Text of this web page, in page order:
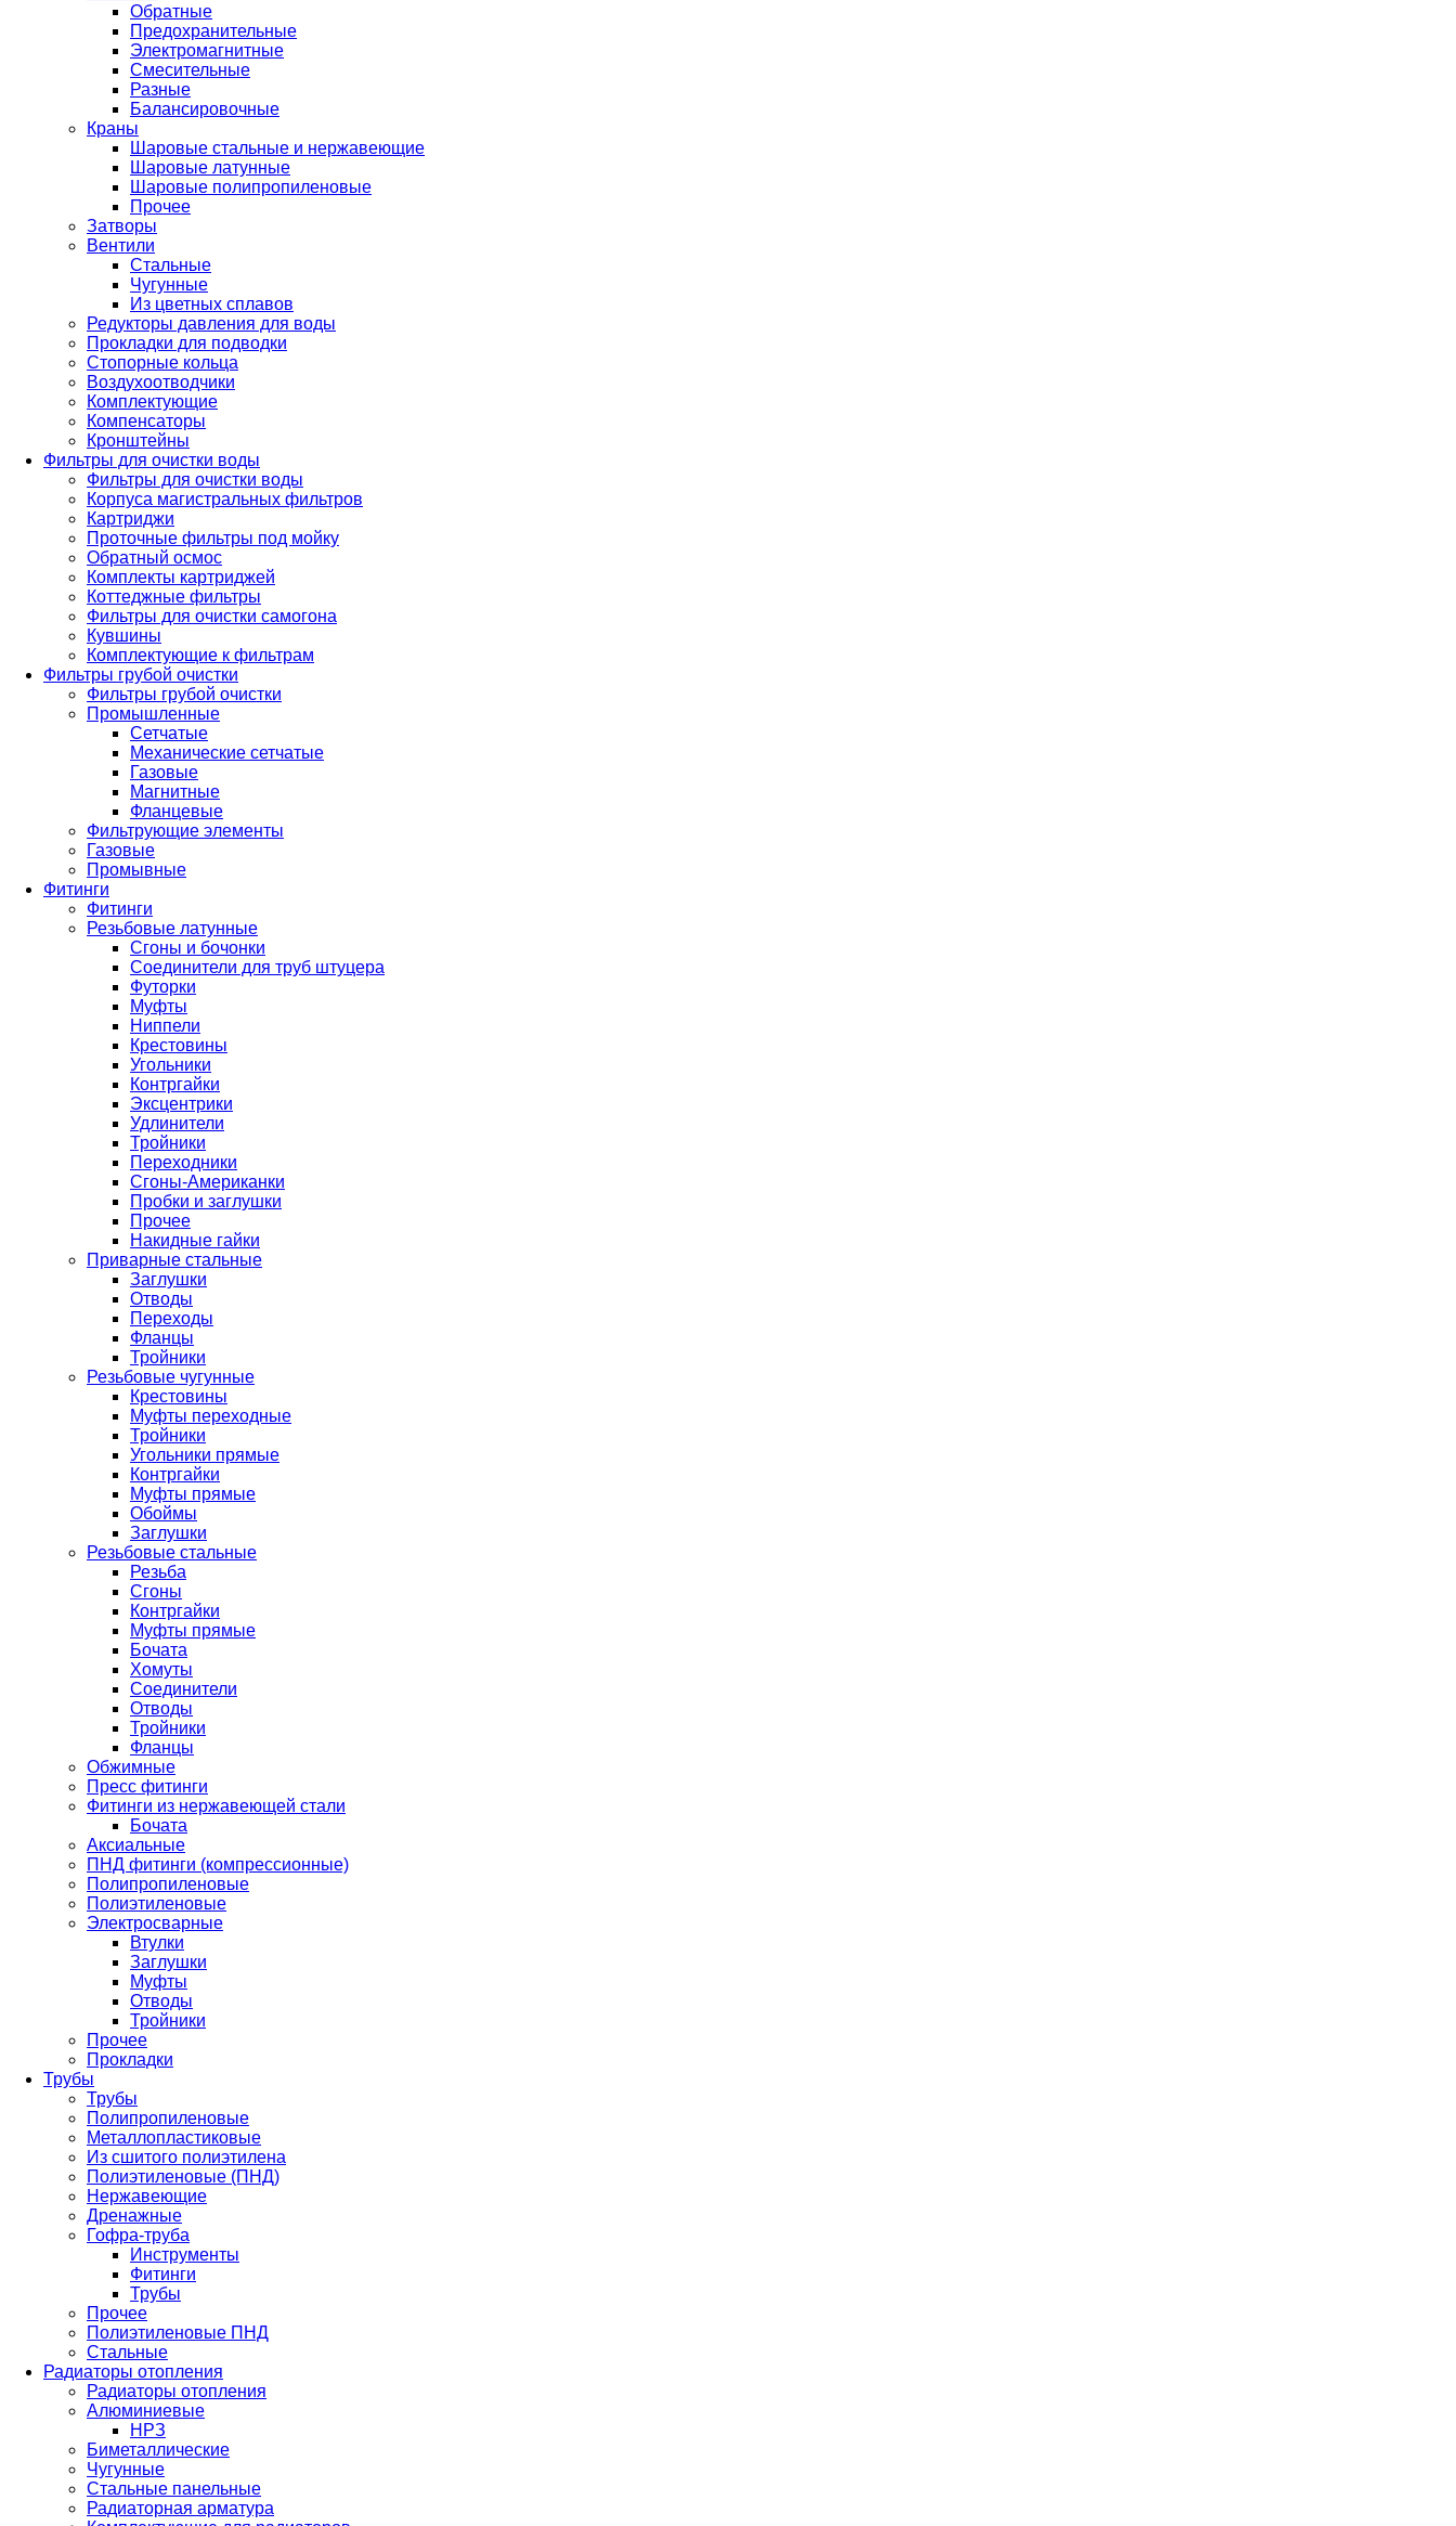
Обратные
Предохранительные
Электромагнитные
Смесительные
Разные
Балансировочные
Краны
Шаровые стальные и нержавеющие
Шаровые латунные
Шаровые полипропиленовые
Прочее
Затворы
Вентили
Стальные
Чугунные
Из цветных сплавов
Редукторы давления для воды
Прокладки для подводки
Стопорные кольца
Воздухоотводчики
Комплектующие
Компенсаторы
Кронштейны
Фильтры для очистки воды
Фильтры для очистки воды
Корпуса магистральных фильтров
Картриджи
Проточные фильтры под мойку
Обратный осмос
Комплекты картриджей
Коттеджные фильтры
Фильтры для очистки самогона
Кувшины
Комплектующие к фильтрам
Фильтры грубой очистки
Фильтры грубой очистки
Промышленные
Сетчатые
Механические сетчатые
Газовые
Магнитные
Фланцевые
Фильтрующие элементы
Газовые
Промывные
Фитинги
Фитинги
Резьбовые латунные
Сгоны и бочонки
Соединители для труб штуцера
Футорки
Муфты
Ниппели
Крестовины
Угольники
Контргайки
Эксцентрики
Удлинители
Тройники
Переходники
Сгоны-Американки
Пробки и заглушки
Прочее
Накидные гайки
Приварные стальные
Заглушки
Отводы
Переходы
Фланцы
Тройники
Резьбовые чугунные
Крестовины
Муфты переходные
Тройники
Угольники прямые
Контргайки
Муфты прямые
Обоймы
Заглушки
Резьбовые стальные
Резьба
Сгоны
Контргайки
Муфты прямые
Бочата
Хомуты
Соединители
Отводы
Тройники
Фланцы
Обжимные
Пресс фитинги
Фитинги из нержавеющей стали
Бочата
Аксиальные
ПНД фитинги (компрессионные)
Полипропиленовые
Полиэтиленовые
Электросварные
Втулки
Заглушки
Муфты
Отводы
Тройники
Прочее
Прокладки
Трубы
Трубы
Полипропиленовые
Металлопластиковые
Из сшитого полиэтилена
Полиэтиленовые (ПНД)
Нержавеющие
Дренажные
Гофра-труба
Инструменты
Фитинги
Трубы
Прочее
Полиэтиленовые ПНД
Стальные
Радиаторы отопления
Радиаторы отопления
Алюминиевые
НРЗ
Биметаллические
Чугунные
Стальные панельные
Радиаторная арматура